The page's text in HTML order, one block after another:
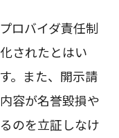
ロバイダ責任制
されたとはい
。また、開示請
容が名誉毀損や
のを立証しなけ